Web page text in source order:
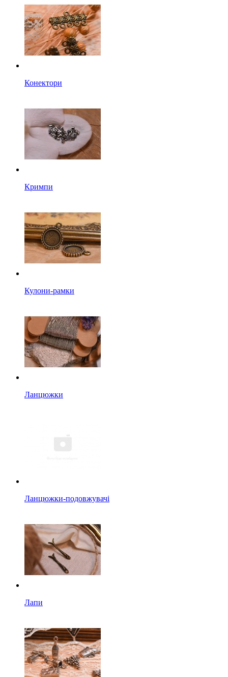
Конектори
Кримпи
Кулони-рамки
Ланцюжки
Ланцюжки-подовжувачі
Лапи